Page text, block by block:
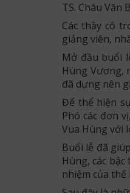
TS. Châu Văn
Các thầy cô
giảng viên,
Mở đầu buổi
Hùng Vương,
đã dựng nên
Để thể hiện
Phó các đơn
Vua Hùng với
Buổi lễ đã
Hùng, các
nhiệm của